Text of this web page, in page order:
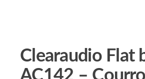
Clearaudio Flat